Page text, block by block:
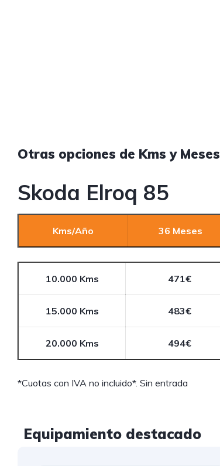
Otras opciones de Kms y Meses
Skoda Elroq 85
Kms/Año 36 Meses
10.000 Kms 471€
15.000 Kms 483€
20.000 Kms 494€
*Cuotas con IVA no incluido*. Sin entrada
Equipamiento destacado